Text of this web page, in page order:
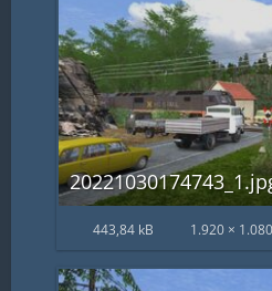
443,84 kB 1.920 × 1.080